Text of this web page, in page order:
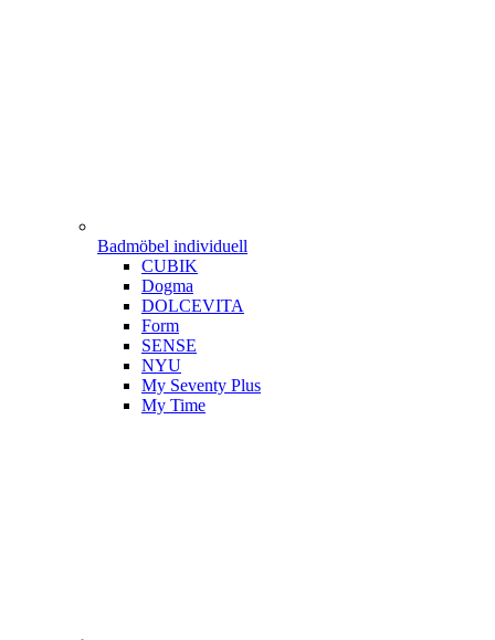
Badmöbel individuell
CUBIK
Dogma
DOLCEVITA
Form
SENSE
NYU
My Seventy Plus
My Time